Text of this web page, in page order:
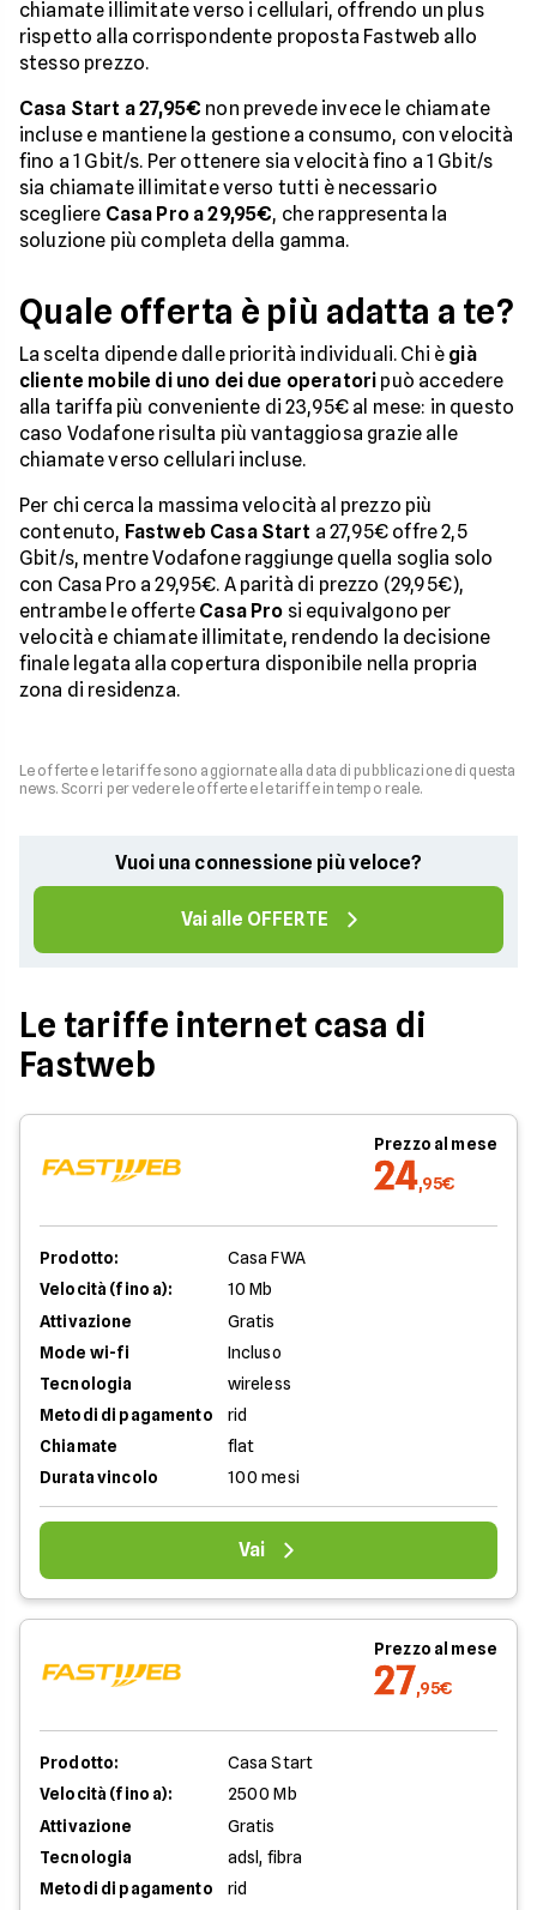
chiamate illimitate verso i cellulari, offrendo un plus
rispetto alla corrispondente proposta Fastweb allo
stesso prezzo.
Casa Start a 27,95€ non prevede invece le chiamate
incluse e mantiene la gestione a consumo, con velocità
fino a 1 Gbit/s. Per ottenere sia velocità fino a 1 Gbit/s
sia chiamate illimitate verso tutti è necessario
scegliere Casa Pro a 29,95€, che rappresenta la
soluzione più completa della gamma.
Quale offerta è più adatta a te?
La scelta dipende dalle priorità individuali. Chi è già
cliente mobile di uno dei due operatori può accedere
alla tariffa più conveniente di 23,95€ al mese: in questo
caso Vodafone risulta più vantaggiosa grazie alle
chiamate verso cellulari incluse.
Per chi cerca la massima velocità al prezzo più
contenuto, Fastweb Casa Start a 27,95€ offre 2,5
Gbit/s, mentre Vodafone raggiunge quella soglia solo
con Casa Pro a 29,95€. A parità di prezzo (29,95€),
entrambe le offerte Casa Pro si equivalgono per
velocità e chiamate illimitate, rendendo la decisione
finale legata alla copertura disponibile nella propria
zona di residenza.
Le offerte e le tariffe sono aggiornate alla data di pubblicazione di questa
news. Scorri per vedere le offerte e le tariffe in tempo reale.
Vuoi una connessione più veloce?
Vai alle OFFERTE
Le tariffe internet casa di
Fastweb
Prezzo al mese
24,95€
Prodotto:
Casa FWA
Velocità (fino a):
10 Mb
Attivazione
Gratis
Mode wi-fi
Incluso
Tecnologia
wireless
Metodi di pagamento
rid
Chiamate
flat
Durata vincolo
100 mesi
Vai
Prezzo al mese
27,95€
Prodotto:
Casa Start
Velocità (fino a):
2500 Mb
Attivazione
Gratis
Tecnologia
adsl, fibra
Metodi di pagamento
rid